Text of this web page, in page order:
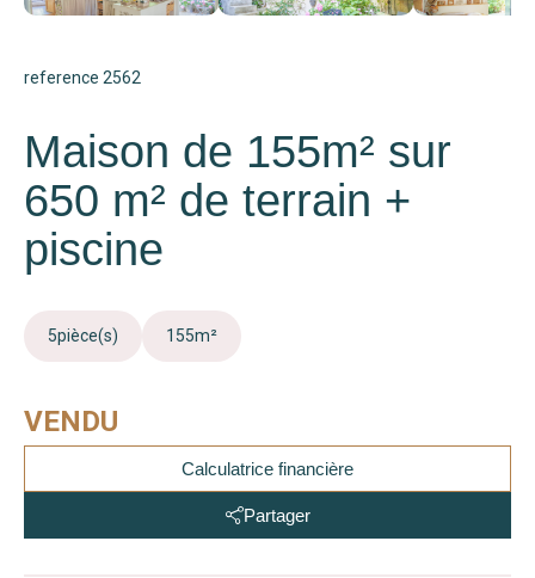
reference 2562
Maison de 155m² sur
650 m² de terrain +
piscine
5pièce(s) 155m²
VENDU
Calculatrice financière
Partager